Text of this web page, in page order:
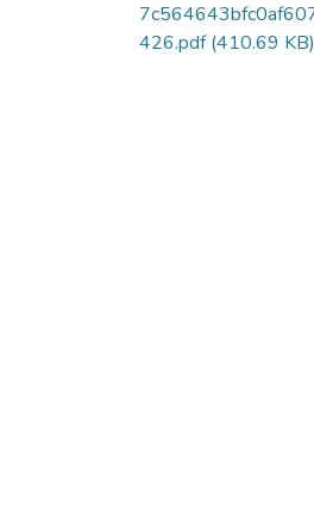
426.pdf(410.69 KB)